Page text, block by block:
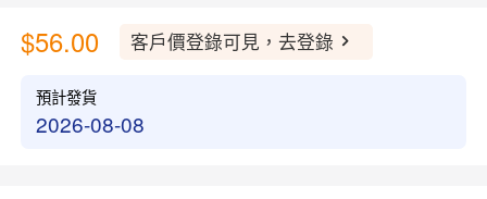
$56.00 客戶價登錄可見，去登錄
預計發貨
2026-08-08